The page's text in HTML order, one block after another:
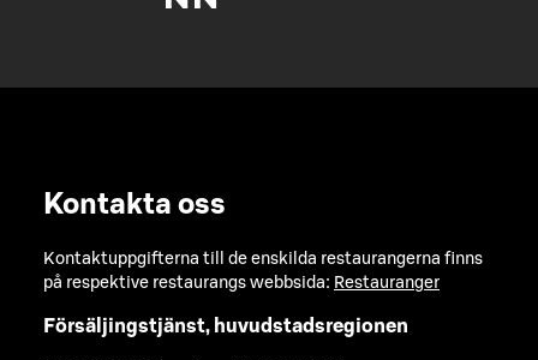
Kontakta oss
Kontaktuppgifterna till de enskilda restaurangerna finns
på respektive restaurangs webbsida: Restauranger
Försäljingstjänst, huvudstadsregionen